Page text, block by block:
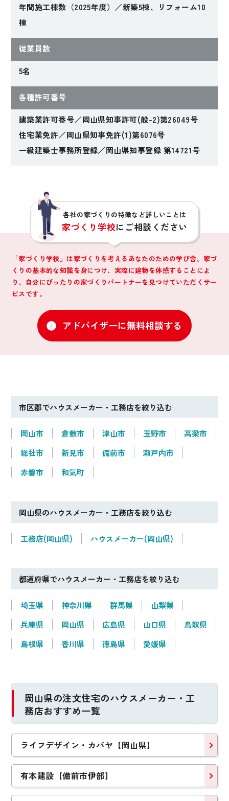
年間施工棟数（2025年度）／新築5棟、リフォーム10
棟
従業員数
5名
各種許可番号
建築業許可番号／岡山県知事許可(般-2)第26049号
住宅業免許／岡山県知事免許(1)第6076号
一級建築士事務所登録／岡山県知事登録 第14721号
各社の家づくりの特徴など詳しいことは
家づくり学校にご相談ください
「家づくり学校」は家づくりを考えるあなたのための学び舎。家づ
くりの基本的な知識を身につけ、 実際に建物を体感することによ
り、自分にぴったりの家づくりパートナーを見つけていただくサー
ビスです。
アドバイザーに無料相談する
市区郡でハウスメーカー・工務店を絞り込む
岡山市 倉敷市 津山市 玉野市
高梁市
総社市
新見市 備前市
瀬戸内市
赤磐市
和気町
岡山県のハウスメーカー・工務店を絞り込む
工務店(岡山県) ハウスメーカー(岡山県)
都道府県でハウスメーカー・工務店を絞り込む
埼玉県 神奈川県 群馬県
山梨県
兵庫県
岡山県 広島県 山口県
鳥取県
島根県
香川県 徳島県 愛媛県
岡山県の注文住宅のハウスメーカー・工
務店おすすめ一覧
ライフデザイン・カバヤ【岡山県】
有本建設【備前市伊部】